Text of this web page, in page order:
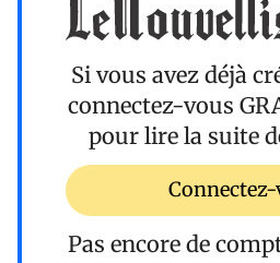
Si vous avez déjà
connectez-vous
pour lire la suite
Pas encore de